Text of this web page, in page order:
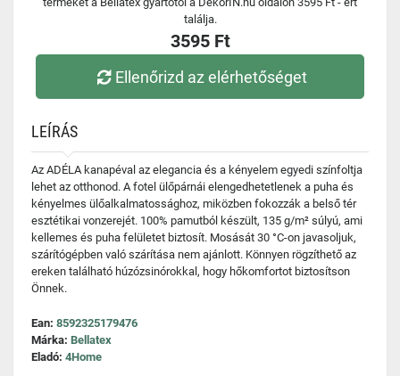
találja.
3595 Ft
Ellenőrizd az elérhetőséget
LEÍRÁS
Az ADÉLA kanapéval az elegancia és a kényelem egyedi színfoltja
lehet az otthonod. A fotel ülőpárnái elengedhetetlenek a puha és
kényelmes ülőalkalmatossághoz, miközben fokozzák a belső tér
esztétikai vonzerejét. 100% pamutból készült, 135 g/m² súlyú, ami
kellemes és puha felületet biztosít. Mosását 30 °C-on javasoljuk,
szárítógépben való szárítása nem ajánlott. Könnyen rögzíthető az
ereken található húzózsinórokkal, hogy hőkomfortot biztosítson
Önnek.
Ean: 8592325179476
Márka: Bellatex
Eladó: 4Home